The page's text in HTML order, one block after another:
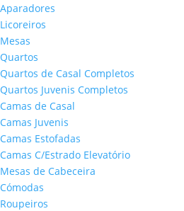
Aparadores
Licoreiros
Mesas
Quartos
Quartos de Casal Completos
Quartos Juvenis Completos
Camas de Casal
Camas Juvenis
Camas Estofadas
Camas C/Estrado Elevatório
Mesas de Cabeceira
Cómodas
Roupeiros